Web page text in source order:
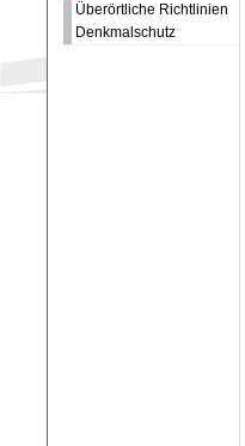
Überörtliche Richtlinien
Denkmalschutz